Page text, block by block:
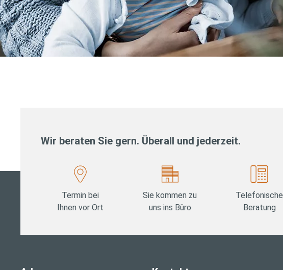
Wir beraten Sie gern. Überall und jederzeit.
Termin bei
Ihnen vor Ort
Sie kommen zu
uns ins Büro
Telefonische
Beratung